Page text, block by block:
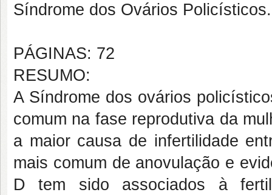
Síndrome dos Ovários
PÁGINAS: 72
RESUMO:
A Síndrome dos ovários
comum na fase reprodutiva da
a maior causa de infertilidade
mais comum de anovulação e
D tem sido associados à